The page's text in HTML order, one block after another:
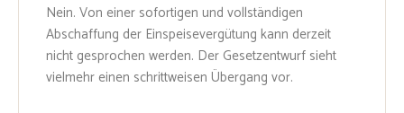
Nein. Von einer sofortigen und vollständigen
Abschaffung der Einspeisevergütung kann derzeit
nicht gesprochen werden. Der Gesetzentwurf sieht
vielmehr einen schrittweisen Übergang vor.